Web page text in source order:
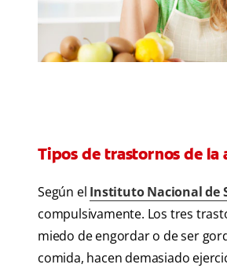
Tipos de trastornos de la
Según el Instituto Nacional de
compulsivamente. Los tres
miedo de engordar o de ser
comida, hacen demasiado